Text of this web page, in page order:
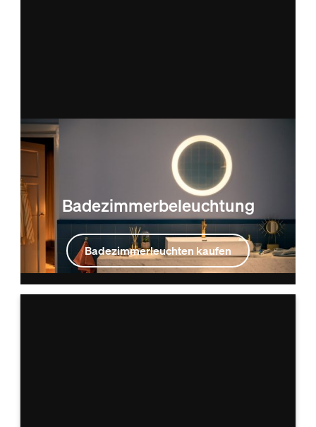
Badezimmerbeleuchtung
Badezimmerleuchten kaufen